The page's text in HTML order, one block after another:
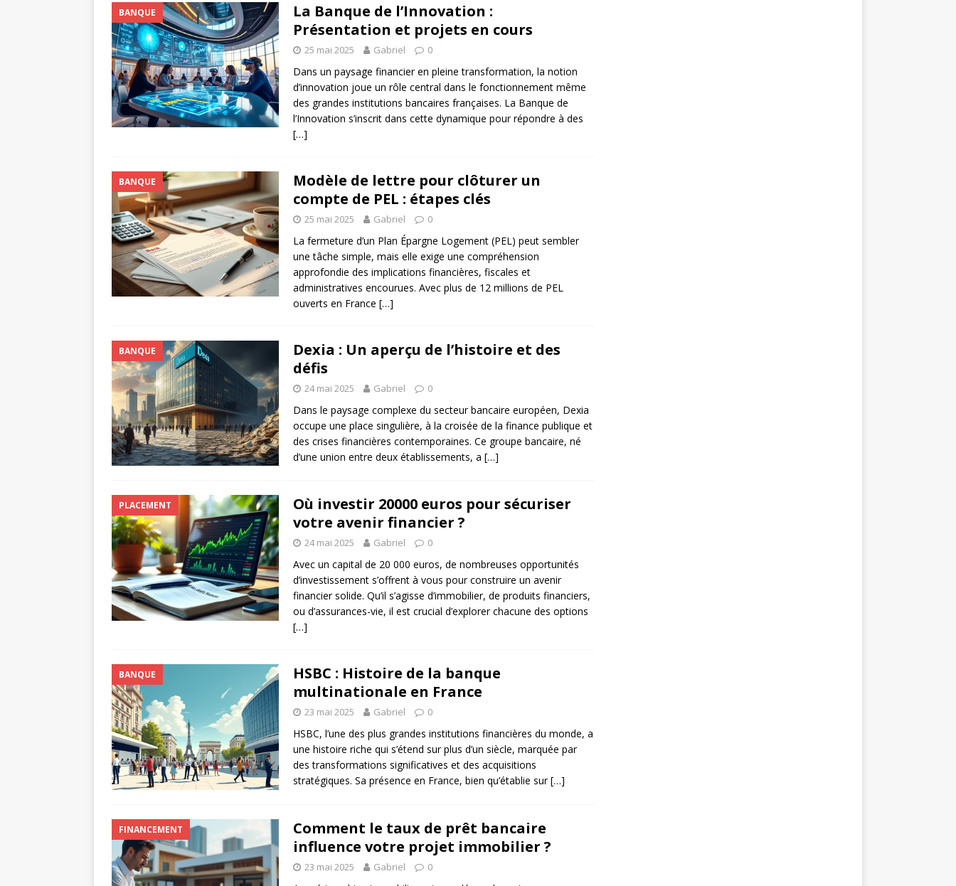
BANQUE
La Banque de l’Innovation :
Présentation et projets en cours
25 mai 2025 Gabriel 0
Dans un paysage financier en pleine transformation, la notion
d’innovation joue un rôle central dans le fonctionnement même
des grandes institutions bancaires françaises. La Banque de
l’Innovation s’inscrit dans cette dynamique pour répondre à des
[…]
BANQUE
Modèle de lettre pour clôturer un
compte de PEL : étapes clés
25 mai 2025 Gabriel 0
La fermeture d’un Plan Épargne Logement (PEL) peut sembler
une tâche simple, mais elle exige une compréhension
approfondie des implications financières, fiscales et
administratives encourues. Avec plus de 12 millions de PEL
ouverts en France […]
BANQUE
Dexia : Un aperçu de l’histoire et des
défis
24 mai 2025 Gabriel 0
Dans le paysage complexe du secteur bancaire européen, Dexia
occupe une place singulière, à la croisée de la finance publique et
des crises financières contemporaines. Ce groupe bancaire, né
d’une union entre deux établissements, a […]
PLACEMENT
Où investir 20000 euros pour sécuriser
votre avenir financier ?
24 mai 2025 Gabriel 0
Avec un capital de 20 000 euros, de nombreuses opportunités
d’investissement s’offrent à vous pour construire un avenir
financier solide. Qu’il s’agisse d’immobilier, de produits financiers,
ou d’assurances-vie, il est crucial d’explorer chacune des options
[…]
BANQUE
HSBC : Histoire de la banque
multinationale en France
23 mai 2025 Gabriel 0
HSBC, l’une des plus grandes institutions financières du monde, a
une histoire riche qui s’étend sur plus d’un siècle, marquée par
des transformations significatives et des acquisitions
stratégiques. Sa présence en France, bien qu’établie sur[…]
FINANCEMENT
Comment le taux de prêt bancaire
influence votre projet immobilier ?
23 mai 2025 Gabriel 0